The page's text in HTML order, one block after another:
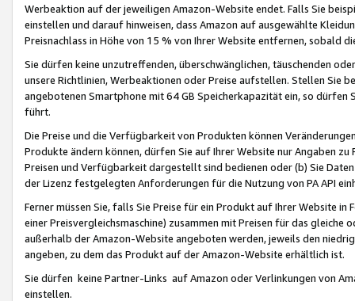
Werbeaktion auf der jeweiligen Amazon-Website endet. Falls Sie
einstellen und darauf hinweisen, dass Amazon auf ausgewählte
Preisnachlass in Höhe von 15 % von Ihrer Website entfernen, sobald
Sie dürfen keine unzutreffenden, überschwänglichen, täuschenden
unsere Richtlinien, Werbeaktionen oder Preise aufstellen. Stellen Sie
angebotenen Smartphone mit 64 GB Speicherkapazität ein, so dürfen
führt.
Die Preise und die Verfügbarkeit von Produkten können
Produkte ändern können, dürfen Sie auf Ihrer Website nur Angaben
Preisen und Verfügbarkeit dargestellt sind bedienen oder (b) Sie
der Lizenz festgelegten Anforderungen für die Nutzung von PA API
Ferner müssen Sie, falls Sie Preise für ein Produkt auf Ihrer Website
einer Preisvergleichsmaschine) zusammen mit Preisen für das
außerhalb der Amazon-Website angeboten werden, jeweils den
angeben, zu dem das Produkt auf der Amazon-Website erhältlich ist.
Sie dürfen keine Partner-Links auf Amazon oder Verlinkungen von
einstellen.